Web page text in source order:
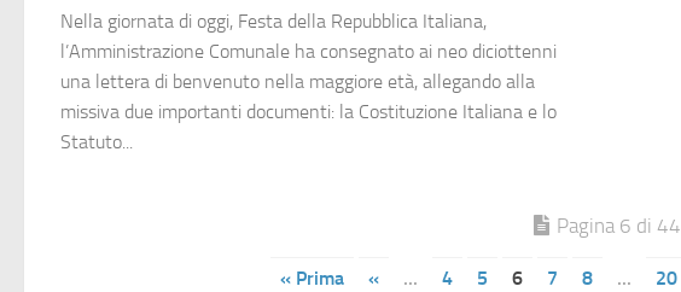
Nella giornata di oggi, Festa della Repubblica Italiana,
l’Amministrazione Comunale ha consegnato ai neo diciottenni
una lettera di benvenuto nella maggiore età, allegando alla
missiva due importanti documenti: la Costituzione Italiana e lo
Statuto...
Pagina 6 di 44
« Prima « ... 4 5 6 7 8 ... 20